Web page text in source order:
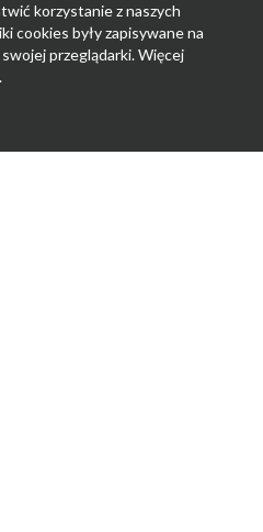
korzystanie z naszych
cookies były zapisywane na
przeglądarki. Więcej
.